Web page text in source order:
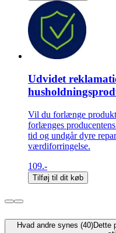
Udvidet
Vil du forlænge
forlænges
tid og undgår dyre
værdiforringelse.
109.-
Tilføj til dit køb
Hvad andre synes (40)Dette